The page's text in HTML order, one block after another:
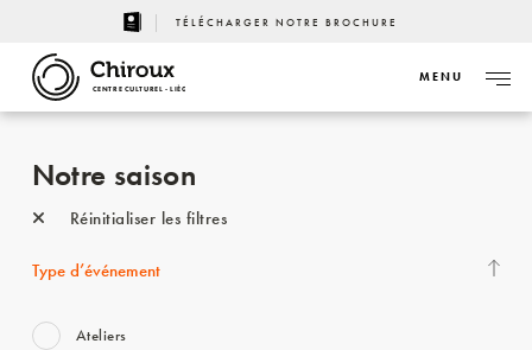
TÉLÉCHARGER NOTRE BROCHURE
CENTRE CULTUREL - LIÈGE
MENU
Notre saison
Réinitialiser les filtres
Type d’événement
Ateliers